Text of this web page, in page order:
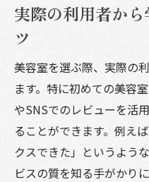
実際の利用者か
ツ
美容室を選ぶ際、実際の
ます。特に初めての美容
やSNSでのレビューを活
ることができます。例え
クスできた」というよう
ビスの質を知る手がかり